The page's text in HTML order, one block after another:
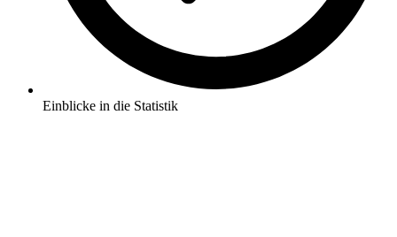
Einblicke in die Statistik